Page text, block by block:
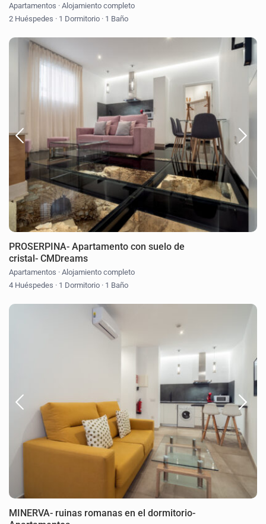
Apartamentos · Alojamiento completo
2 Huéspedes · 1 Dormitorio · 1 Baño
PROSERPINA- Apartamento con suelo de
cristal- CMDreams
Apartamentos · Alojamiento completo
4 Huéspedes · 1 Dormitorio · 1 Baño
MINERVA- ruinas romanas en el dormitorio-